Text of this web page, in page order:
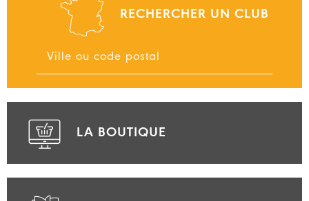
RECHERCHER UN CLUB
LA BOUTIQUE